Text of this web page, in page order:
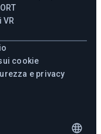
VR
cookie
e privacy